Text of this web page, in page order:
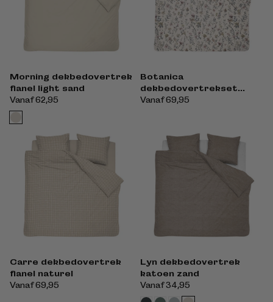
Morning dekbedovertrek
flanel light sand
Normale
prijs
Vanaf 62,95
Botanica
dekbedovertrekset
flanel beige
Normale
Vanaf 69,95
Carre dekbedovertrek
flanel naturel
Normale
Vanaf 69,95
Lyn dekbedovertrek
katoen zand
Normale
prijs
Vanaf 34,95